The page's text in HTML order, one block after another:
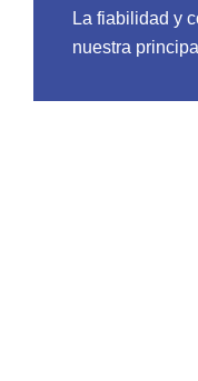
La fiabilidad y
nuestra